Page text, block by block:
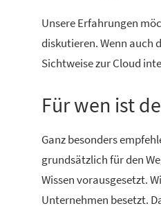
Unsere Erfahrungen
diskutieren. Wenn auch
Sichtweise zur Cloud
Für wen ist
Ganz besonders
grundsätzlich für den
Wissen vorausgesetzt.
Unternehmen besetzt.